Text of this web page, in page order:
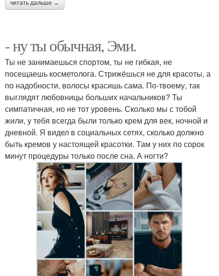
читать дальше →
- ну ты обычная, Эми.
Ты не занимаешься спортом, ты не гибкая, не
посещаешь косметолога. Стрижёшься не для красоты, а
по надобности, волосы красишь сама. По-твоему, так
выглядят любовницы больших начальников? Ты
симпатичная, но не тот уровень. Сколько мы с тобой
жили, у тебя всегда были только крем для век, ночной и
дневной. Я видел в социальных сетях, сколько должно
быть кремов у настоящей красотки. Там у них по сорок
минут процедуры только после сна. А ногти?